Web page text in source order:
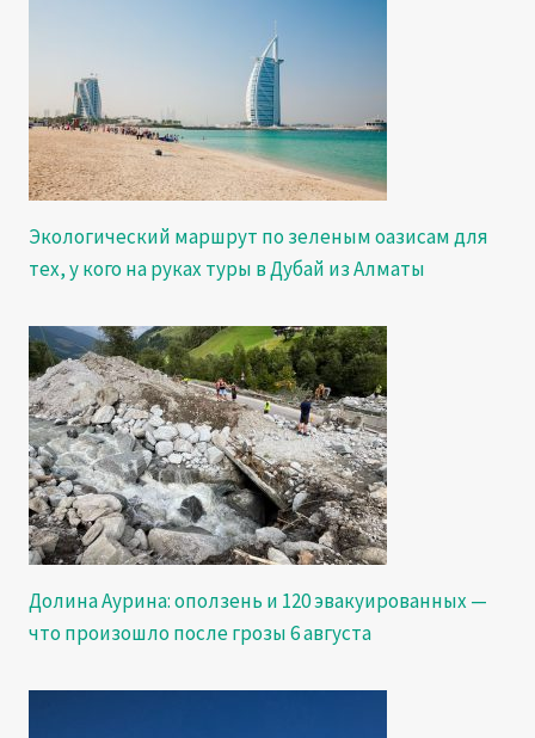
Экологический маршрут по зеленым оазисам для
тех, у кого на руках туры в Дубай из Алматы
Долина Аурина: оползень и 120 эвакуированных —
что произошло после грозы 6 августа